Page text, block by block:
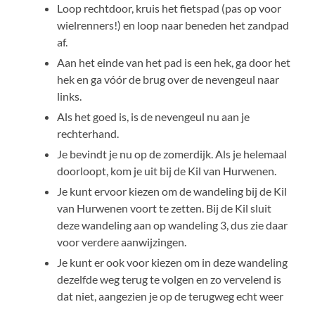
Loop rechtdoor, kruis het fietspad (pas op voor
wielrenners!) en loop naar beneden het zandpad
af.
Aan het einde van het pad is een hek, ga door het
hek en ga vóór de brug over de nevengeul naar
links.
Als het goed is, is de nevengeul nu aan je
rechterhand.
Je bevindt je nu op de zomerdijk. Als je helemaal
doorloopt, kom je uit bij de Kil van Hurwenen.
Je kunt ervoor kiezen om de wandeling bij de Kil
van Hurwenen voort te zetten. Bij de Kil sluit
deze wandeling aan op wandeling 3, dus zie daar
voor verdere aanwijzingen.
Je kunt er ook voor kiezen om in deze wandeling
dezelfde weg terug te volgen en zo vervelend is
dat niet, aangezien je op de terugweg echt weer